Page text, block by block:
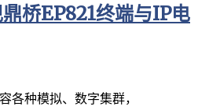
桥EP821终端与IP电
各种模拟、数字集群，